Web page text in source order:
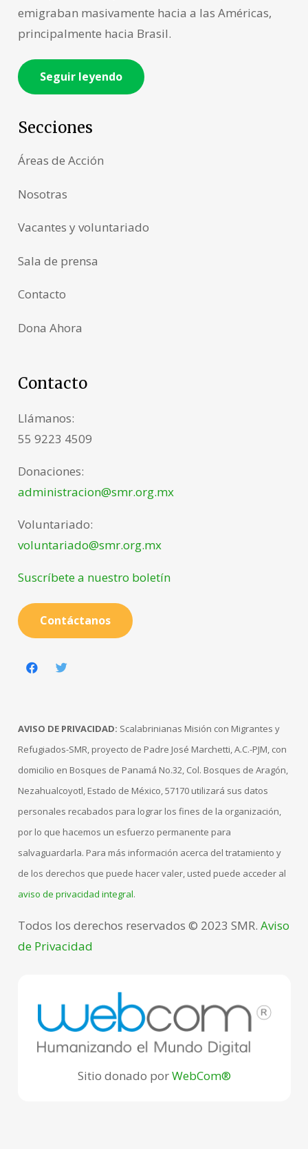
emigraban masivamente hacia a las Américas,
principalmente hacia Brasil.
Seguir leyendo
Secciones
Áreas de Acción
Nosotras
Vacantes y voluntariado
Sala de prensa
Contacto
Dona Ahora
Contacto
Llámanos:
55 9223 4509
Donaciones:
administracion@smr.org.mx
Voluntariado:
voluntariado@smr.org.mx
Suscríbete a nuestro boletín
Contáctanos
AVISO DE PRIVACIDAD: Scalabrinianas Misión con Migrantes y
Refugiados-SMR, proyecto de Padre José Marchetti, A.C.-PJM, con
domicilio en Bosques de Panamá No.32, Col. Bosques de Aragón,
Nezahualcoyotl, Estado de México, 57170 utilizará sus datos
personales recabados para lograr los fines de la organización,
por lo que hacemos un esfuerzo permanente para
salvaguardarla. Para más información acerca del tratamiento y
de los derechos que puede hacer valer, usted puede acceder al
aviso de privacidad integral.
Todos los derechos reservados © 2023 SMR. Aviso
de Privacidad
Sitio donado porWebCom®